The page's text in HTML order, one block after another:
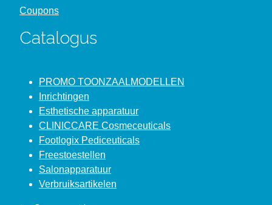
Coupons
Catalogus
PROMO TOONZAALMODELLEN
Inrichtingen
Esthetische apparatuur
CLINICCARE Cosmeceuticals
Footlogix Pediceuticals
Freestoestellen
Salonapparatuur
Verbruiksartikelen